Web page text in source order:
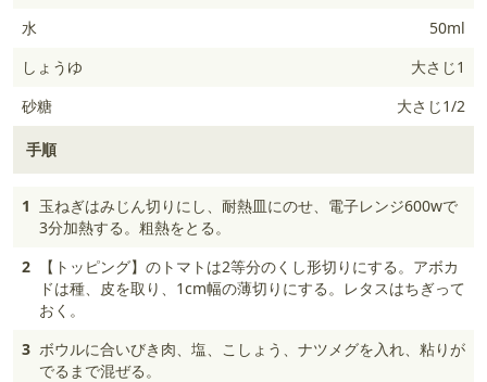
水
50ml
しょうゆ
大さじ1
砂糖
大さじ1/2
手順
1 玉ねぎはみじん切りにし、耐熱皿にのせ、電子レンジ600wで
3分加熱する。粗熱をとる。
2
【トッピング】のトマトは2等分のくし形切りにする。アボカ
ドは種、皮を取り、1cm幅の薄切りにする。レタスはちぎって
おく。
3 ボウルに合いびき肉、塩、こしょう、ナツメグを入れ、粘りが
でるまで混ぜる。